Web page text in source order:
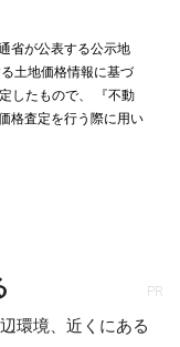
省が公表する公示地
土地価格情報に基づ
したもので、 『不動
格査定を行う際に用い
PR
環境、近くにある